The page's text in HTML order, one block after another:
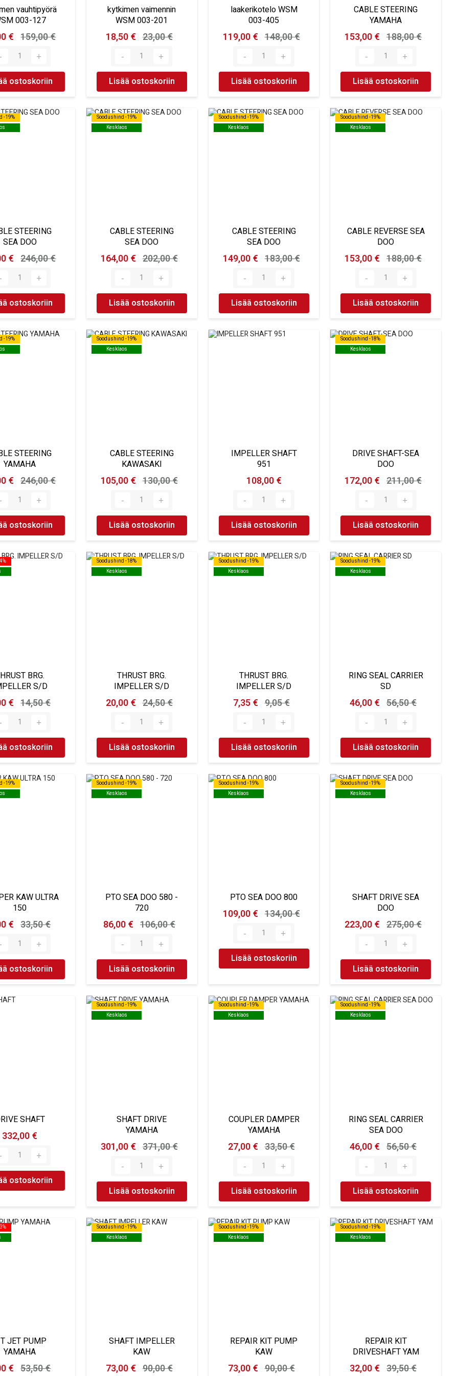
vauhtipyörä
003-127
€ 159,00 €
ostoskoriin
kytkimen vaimennin
WSM 003-201
18,50 € 23,00 €
Lisää ostoskoriin
laakerikotelo WSM
003-405
119,00 € 148,00 €
Lisää ostoskoriin
CABLE STEERING
YAMAHA
153,00 € 188,00 €
Lisää ostoskoriin
-19%
-19%
STEERING
SEA DOO
€ 246,00 €
ostoskoriin
Soodushind -19%
Kesklaos
Soodushind -19%
Kesklaos
CABLE STEERING
SEA DOO
164,00 € 202,00 €
Lisää ostoskoriin
Soodushind -19%
Kesklaos
Soodushind -19%
Kesklaos
CABLE STEERING
SEA DOO
149,00 € 183,00 €
Lisää ostoskoriin
Soodushind -19%
Kesklaos
Soodushind -19%
Kesklaos
CABLE REVERSE SEA
DOO
153,00 € 188,00 €
Lisää ostoskoriin
-19%
-19%
STEERING
YAMAHA
€ 246,00 €
ostoskoriin
Soodushind -19%
Kesklaos
Soodushind -19%
Kesklaos
CABLE STEERING
KAWASAKI
105,00 € 130,00 €
Lisää ostoskoriin
IMPELLER SHAFT
951
108,00 €
Lisää ostoskoriin
Soodushind -18%
Kesklaos
Soodushind -18%
Kesklaos
DRIVE SHAFT-SEA
DOO
172,00 € 211,00 €
Lisää ostoskoriin
BRG.
S/D
€ 14,50 €
ostoskoriin
Soodushind -18%
Kesklaos
Soodushind -18%
Kesklaos
THRUST BRG.
IMPELLER S/D
20,00 € 24,50 €
Lisää ostoskoriin
Soodushind -19%
Kesklaos
Soodushind -19%
Kesklaos
THRUST BRG.
IMPELLER S/D
7,35 € 9,05 €
Lisää ostoskoriin
Soodushind -19%
Kesklaos
Soodushind -19%
Kesklaos
RING SEAL CARRIER
SD
46,00 € 56,50 €
Lisää ostoskoriin
-19%
-19%
KAW ULTRA
150
€ 33,50 €
ostoskoriin
Soodushind -19%
Kesklaos
Soodushind -19%
Kesklaos
PTO SEA DOO 580 -
720
86,00 € 106,00 €
Lisää ostoskoriin
Soodushind -19%
Kesklaos
Soodushind -19%
Kesklaos
PTO SEA DOO 800
109,00 € 134,00 €
Lisää ostoskoriin
Soodushind -19%
Kesklaos
Soodushind -19%
Kesklaos
SHAFT DRIVE SEA
DOO
223,00 € 275,00 €
Lisää ostoskoriin
SHAFT
332,00 €
ostoskoriin
Soodushind -19%
Kesklaos
Soodushind -19%
Kesklaos
SHAFT DRIVE
YAMAHA
301,00 € 371,00 €
Lisää ostoskoriin
Soodushind -19%
Kesklaos
Soodushind -19%
Kesklaos
COUPLER DAMPER
YAMAHA
27,00 € 33,50 €
Lisää ostoskoriin
Soodushind -19%
Kesklaos
Soodushind -19%
Kesklaos
RING SEAL CARRIER
SEA DOO
46,00 € 56,50 €
Lisää ostoskoriin
JET PUMP
YAMAHA
€ 53,50 €
Soodushind -19%
Kesklaos
Soodushind -19%
Kesklaos
SHAFT IMPELLER
KAW
73,00 € 90,00 €
Soodushind -19%
Kesklaos
Soodushind -19%
Kesklaos
REPAIR KIT PUMP
KAW
73,00 € 90,00 €
Soodushind -19%
Kesklaos
Soodushind -19%
Kesklaos
REPAIR KIT
DRIVESHAFT YAM
32,00 € 39,50 €